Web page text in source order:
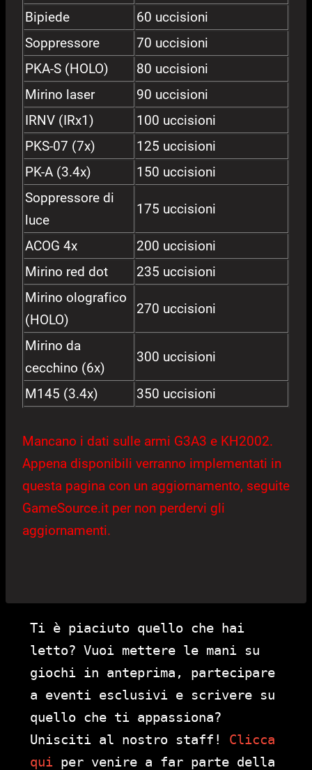
Bipiede
60 uccisioni
Soppressore
70 uccisioni
PKA-S (HOLO)
80 uccisioni
Mirino laser
90 uccisioni
IRNV (IRx1)
100 uccisioni
PKS-07 (7x)
125 uccisioni
PK-A (3.4x)
150 uccisioni
Soppressore di
luce
175 uccisioni
ACOG 4x
200 uccisioni
Mirino red dot
235 uccisioni
Mirino olografico
(HOLO)
270 uccisioni
Mirino da
cecchino (6x)
300 uccisioni
M145 (3.4x) 350 uccisioni
Mancano i dati sulle armi G3A3 e KH2002.
Appena disponibili verranno implementati in
questa pagina con un aggiornamento, seguite
GameSource.it per non perdervi gli
aggiornamenti.
Ti è piaciuto quello che hai
letto? Vuoi mettere le mani su
giochi in anteprima, partecipare
a eventi esclusivi e scrivere su
quello che ti appassiona?
Unisciti al nostro staff! Clicca
qui per venire a far parte della